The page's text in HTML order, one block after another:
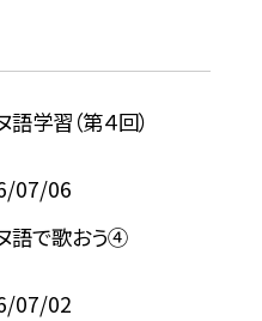
語学習（第４回）
07/06
語で歌おう④
07/02